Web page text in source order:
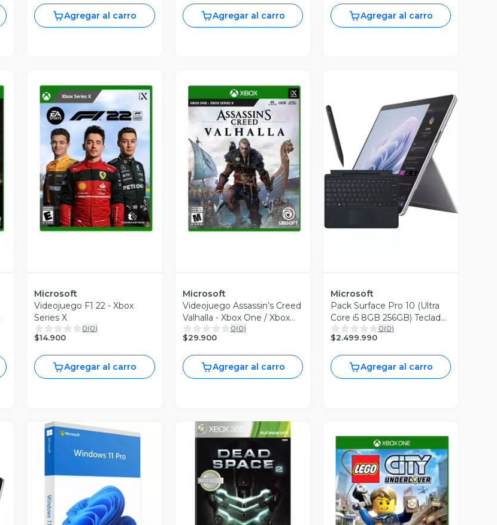
Agregar al carro Agregar al carro Agregar al carro
Vista Previa
Microsoft
Videojuego F1 22 - Xbox
Series X
0(0)
$14.900
Agregar al carro
Vista Previa
Microsoft
Videojuego Assassin’s Creed
Valhalla - Xbox One / Xbox
Series X
0(0)
$29.900
Agregar al carro
Vista Previa
Microsoft
Pack Surface Pro 10 (Ultra
Core i5 8GB 256GB) Teclado
Lápiz
0(0)
$2.499.990
Agregar al carro
Vista Previa Vista Previa
Vista Previa